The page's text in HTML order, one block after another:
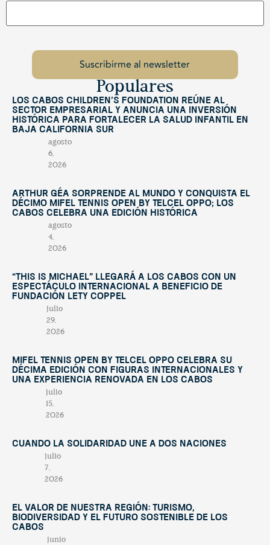
Populares
Los Cabos Children’s Foundation reúne al
sector empresarial y anuncia una inversión
histórica para fortalecer la salud infantil en
Baja California Sur
agosto
6,
2026
Arthur Géa sorprende al mundo y conquista el
décimo Mifel Tennis Open by Telcel OPPO; Los
Cabos celebra una edición histórica
agosto
4,
2026
“This Is Michael” llegará a Los Cabos con un
espectáculo internacional a beneficio de
Fundación Lety Coppel
julio
29,
2026
Mifel Tennis Open by Telcel Oppo celebra su
décima edición con figuras internacionales y
una experiencia renovada en Los Cabos
julio
15,
2026
Cuando la solidaridad une a dos naciones
julio
7,
2026
El valor de nuestra región: turismo,
biodiversidad y el futuro sostenible de Los
Cabos
junio